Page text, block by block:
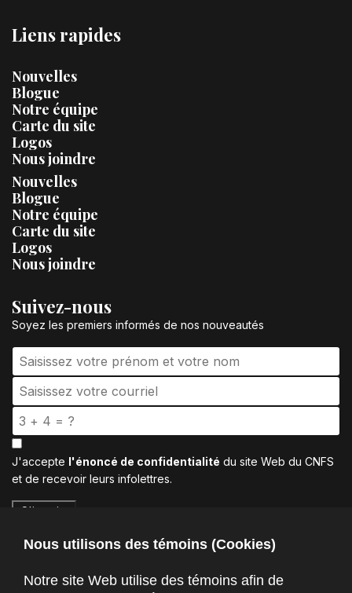
Liens rapides
Nouvelles
Blogue
Notre équipe
Carte du site
Logos
Nous joindre
Nouvelles
Blogue
Notre équipe
Carte du site
Logos
Nous joindre
Suivez-nous
Soyez les premiers informés de nos nouveautés
J'accepte l'énoncé de confidentialité du site Web du CNFS
et de recevoir leurs infolettres.
S'inscrire
Nous utilisons des témoins (Cookies)
Notre site Web utilise des témoins afin de